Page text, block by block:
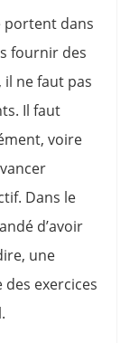
portent dans
fournir des
il ne faut pas
Il faut
voire
Dans le
d’avoir
une
exercices